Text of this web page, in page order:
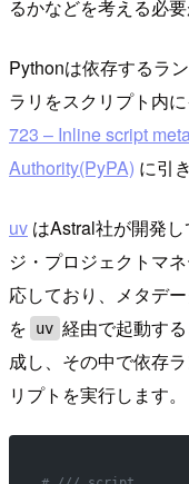
るかなどを考える必要
Pythonは依存するラ
ラリをスクリプト内
723 – Inline script
Authority(PyPA) に引
uv はAstral社が開発
ジ・プロジェクトマネ
応しており、メタデ
を
uv 経由で起動す
成し、その中で依存
リプトを実行します。